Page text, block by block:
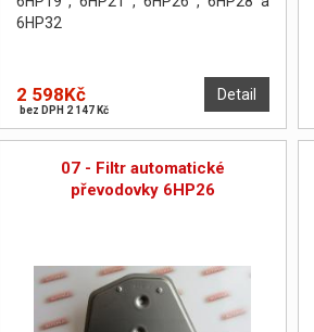
6HP32
Detail
2 598Kč
bez DPH 2 147 Kč
07 - Filtr automatické
převodovky 6HP26